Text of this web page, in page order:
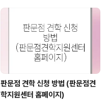
판문점 견학 신청 방법 (판문점견
학지원센터 홈페이지)